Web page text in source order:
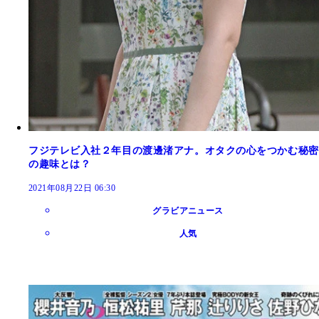
フジテレビ入社２年目の渡邊渚アナ。オタクの心をつかむ秘密
の趣味とは？
2021年08月22日 06:30
グラビアニュース
人気